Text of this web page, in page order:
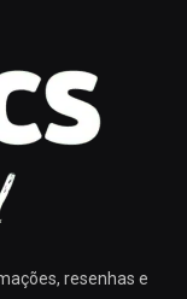
resenhas e